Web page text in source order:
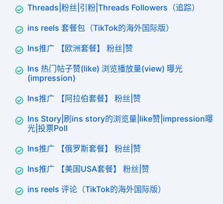
Threads|粉丝|引粉|Threads Followers（追踪）
ins reels 套餐包（TikTok的海外国际版）
Ins推广 【欧洲套餐】 粉丝|赞
Ins 热门帖子赞(like) 浏览播放量(view) 曝光
(impression)
Ins推广 【阿拉伯套餐】 粉丝|赞
Ins Story|刷ins story的浏览量|like赞|impression曝
光|投票Poll
Ins推广 【俄罗斯套餐】 粉丝|赞
Ins推广 【美国USA套餐】 粉丝|赞
ins reels 评论（TikTok的海外国际版）